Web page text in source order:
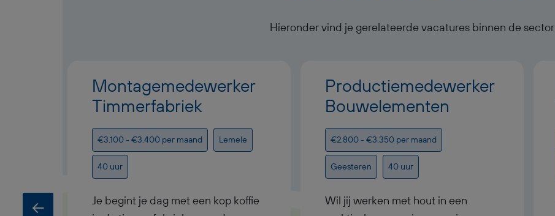
Hieronder vind je gerelateerde vacatures binnen de sector
Productiemedewerker
Bouwelementen
€2.800 - €3.350 per maand
Geesteren 40 uur
Wil jij werken met hout in een
Montagemedewerker
Timmerfabriek
€3.100 - €3.400 per maand Lemele
40 uur
Je begint je dag met een kop koffie